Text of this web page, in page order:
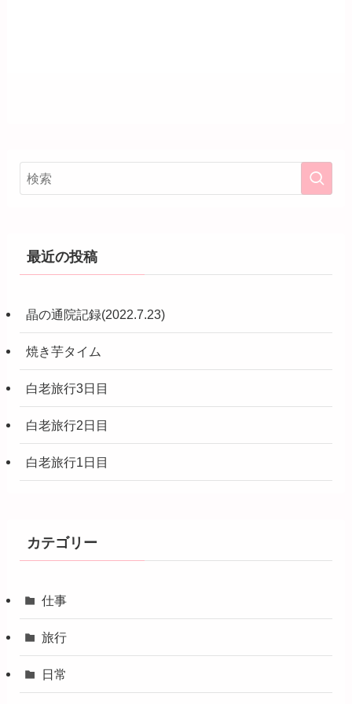
最近の投稿
晶の通院記録(2022.7.23)
焼き芋タイム
白老旅行3日目
白老旅行2日目
白老旅行1日目
カテゴリー
仕事
旅行
日常